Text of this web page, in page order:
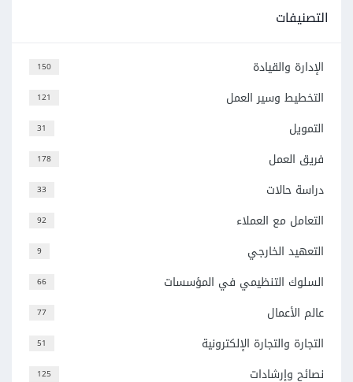
التصنيفات
150 الإدارة والقيادة
121 التخطيط وسير العمل
31 التمويل
178 فريق العمل
33 دراسة حالات
92 التعامل مع العملاء
9 التعهيد الخارجي
66 السلوك التنظيمي في المؤسسات
77 عالم الأعمال
51 التجارة والتجارة الإلكترونية
125 نصائح وإرشادات